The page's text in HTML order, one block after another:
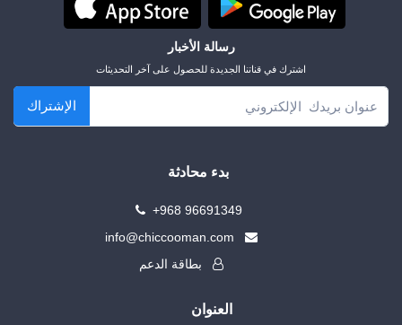
رسالة الأخبار
اشترك في قناتنا الجديدة للحصول على آخر التحديثات
الإشتراك
بدء محادثة
+968 96691349
بطاقة الدعم
العنوان